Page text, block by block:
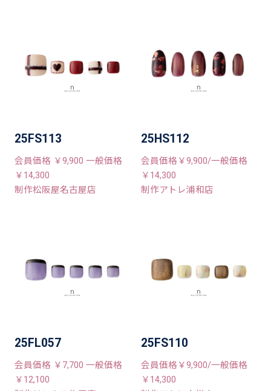
25FS113
会員価格 ￥9,900 一般価格
￥14,300
制作松阪屋名古屋店
25HS112
会員価格￥9,900/一般価格
￥14,300
制作アトレ浦和店
25FL057
会員価格 ￥7,700 一般価格
￥12,100
25FS110
会員価格￥9,900/一般価格
￥14,300